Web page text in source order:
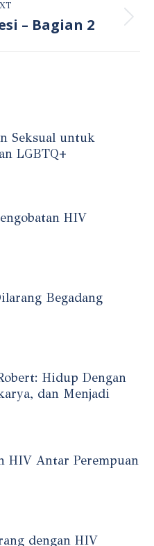
– Bagian 2
Seksual untuk
LGBTQ+
HIV
Begadang
Hidup Dengan
dan Menjadi
HIV Antar Perempuan
dengan HIV